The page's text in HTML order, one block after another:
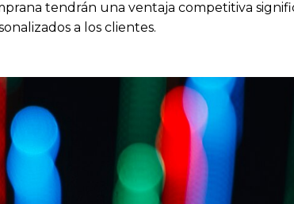
tendrán una ventaja competitiva
a los clientes.